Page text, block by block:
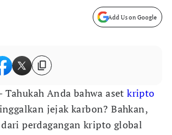
Add Us on Google
- Tahukah Anda bahwa asetkripto
jejak karbon? Bahkan,
perdagangan kripto global